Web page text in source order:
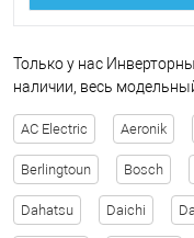
AC Electric Aeronik
Berlingtoun Bosch
Dahatsu Daichi
Только у нас
наличии, весь